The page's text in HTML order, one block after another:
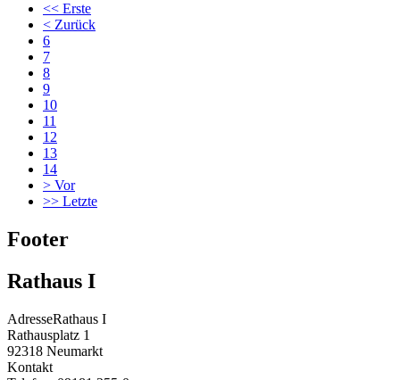
<< Erste
< Zurück
6
7
8
9
10
11
12
13
14
> Vor
>> Letzte
Footer
Rathaus I
AdresseRathaus I
Rathausplatz 1
92318 Neumarkt
Kontakt